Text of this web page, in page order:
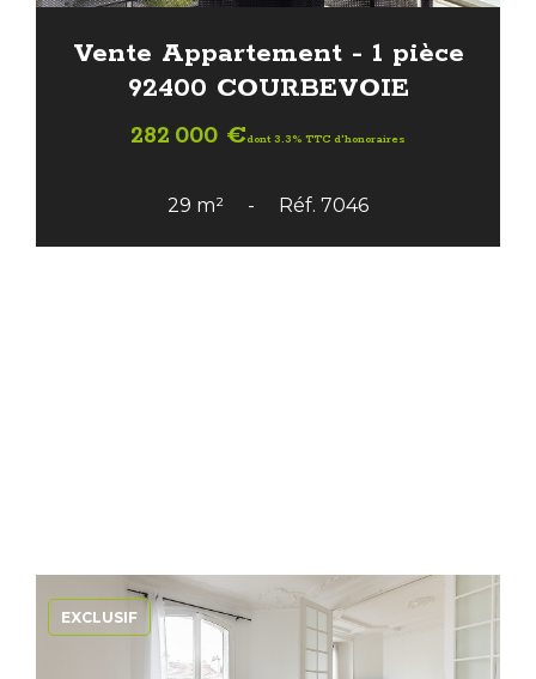
Vente Appartement - 1 pièce
92400 COURBEVOIE
282 000 €dont 3.3% TTC d'honoraires
29 m² Réf. 7046
EXCLUSIF